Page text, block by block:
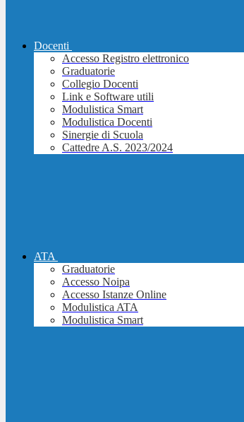
Docenti
Accesso Registro elettronico
Graduatorie
Collegio Docenti
Link e Software utili
Modulistica Smart
Modulistica Docenti
Sinergie di Scuola
Cattedre A.S. 2023/2024
ATA
Graduatorie
Accesso Noipa
Accesso Istanze Online
Modulistica ATA
Modulistica Smart